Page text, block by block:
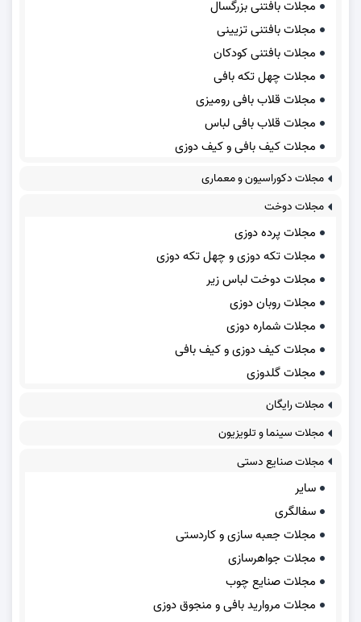
مجلات بافتنی بزرگسال
مجلات بافتنی تزیینی
مجلات بافتنی کودکان
مجلات چهل تکه بافی
مجلات قلاب بافی رومیزی
مجلات قلاب بافی لباس
مجلات کیف بافی و کیف دوزی
مجلات دکوراسیون و معماری
مجلات دوخت
مجلات پرده دوزی
مجلات تکه دوزی و چهل تکه دوزی
مجلات دوخت لباس زیر
مجلات روبان دوزی
مجلات شماره دوزی
مجلات کیف دوزی و کیف بافی
مجلات گلدوزی
مجلات رایگان
مجلات سینما و تلویزیون
مجلات صنایع دستی
سایر
سفالگری
مجلات جعبه سازی و کاردستی
مجلات جواهرسازی
مجلات صنایع چوب
مجلات مروارید بافی و منجوق دوزی